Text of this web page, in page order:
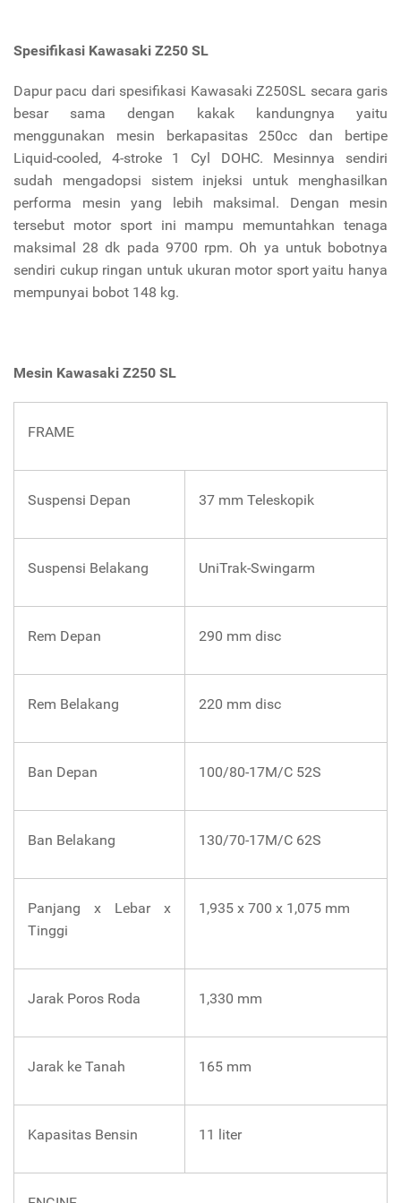
Spesifikasi Kawasaki Z250 SL
Dapur pacu dari spesifikasi Kawasaki Z250SL secara garis
besar sama dengan kakak kandungnya yaitu
menggunakan mesin berkapasitas 250cc dan bertipe
Liquid-cooled, 4-stroke 1 Cyl DOHC. Mesinnya sendiri
sudah mengadopsi sistem injeksi untuk menghasilkan
performa mesin yang lebih maksimal. Dengan mesin
tersebut motor sport ini mampu memuntahkan tenaga
maksimal 28 dk pada 9700 rpm. Oh ya untuk bobotnya
sendiri cukup ringan untuk ukuran motor sport yaitu hanya
mempunyai bobot 148 kg.
Mesin Kawasaki Z250 SL
FRAME
Suspensi Depan 37 mm Teleskopik
Suspensi Belakang UniTrak-Swingarm
Rem Depan 290 mm disc
Rem Belakang 220 mm disc
Ban Depan 100/80-17M/C 52S
Ban Belakang 130/70-17M/C 62S
Panjang x Lebar x
Tinggi
1,935 x 700 x 1,075 mm
Jarak Poros Roda 1,330 mm
Jarak ke Tanah 165 mm
Kapasitas Bensin 11 liter